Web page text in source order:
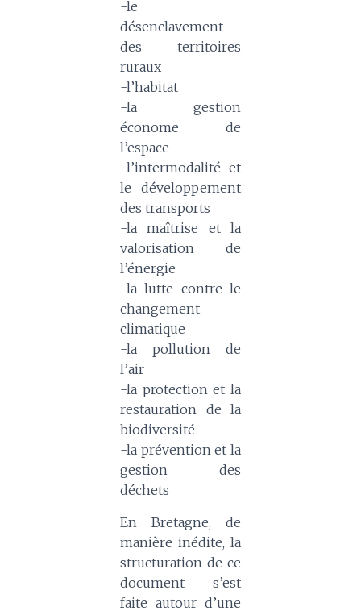
-le
désenclavement
des territoires
ruraux
-l’habitat
-la gestion
économe de
l’espace
-l’intermodalité et
le développement
des transports
-la maîtrise et la
valorisation de
l’énergie
-la lutte contre le
changement
climatique
-la pollution de
l’air
-la protection et la
restauration de la
biodiversité
-la prévention et la
gestion des
déchets
En Bretagne, de
manière inédite, la
structuration de ce
document s’est
faite autour d’une